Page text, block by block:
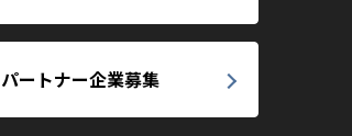
パートナー企業募集